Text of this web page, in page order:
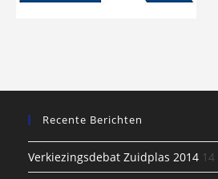
Recente Berichten
Verkiezingsdebat Zuidplas 2014